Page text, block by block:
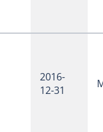
2016-
12-31